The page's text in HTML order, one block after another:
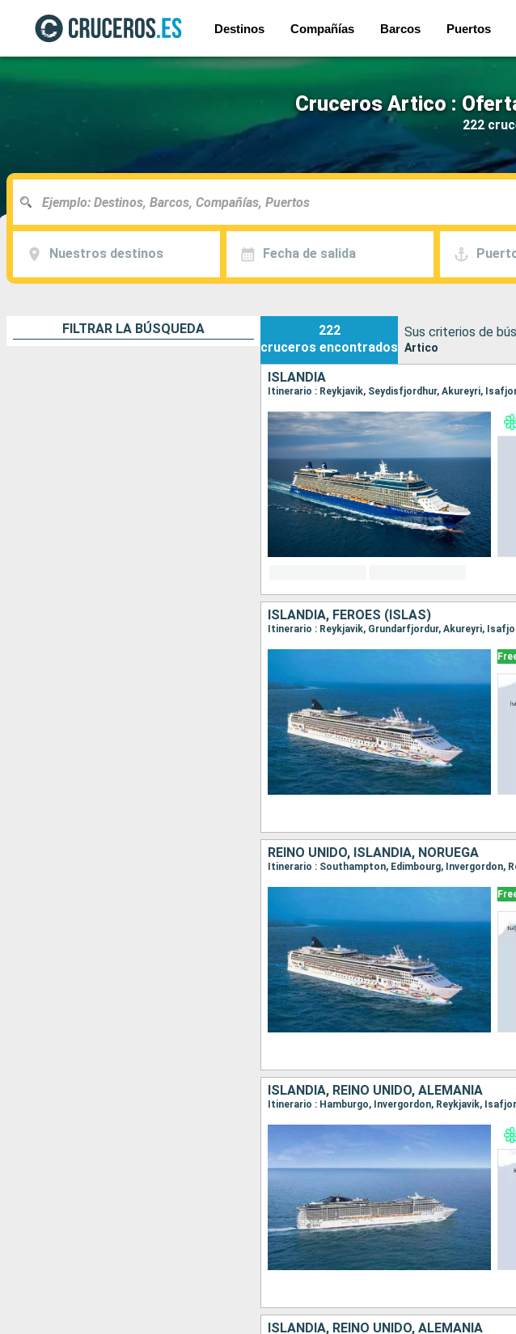
Destinos Compañías Barcos Puertos
Cruceros Artico :
222
Nuestros destinos Fecha de salida
FILTRAR LA BÚSQUEDA
222
cruceros encontrados
Sus criterios de
Artico
ISLANDIA
Itinerario : Reykjavik, Seydisfjordhur, Akureyri,
ISLANDIA, FÉROES (ISLAS)
REINO UNIDO, ISLANDIA, NORUEGA
ISLANDIA, REINO UNIDO, ALEMANIA
Itinerario : Hamburgo, Invergordon, Reykjavik,
ISLANDIA, REINO UNIDO, ALEMANIA